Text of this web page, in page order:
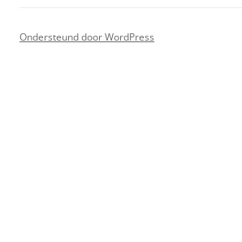
Ondersteund door WordPress